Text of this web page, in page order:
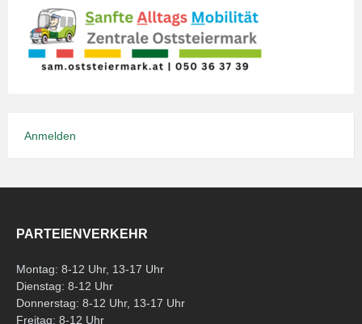
Anmelden
PARTEIENVERKEHR
Montag: 8-12 Uhr, 13-17 Uhr
Dienstag: 8-12 Uhr
Donnerstag: 8-12 Uhr, 13-17 Uhr
Freitag: 8-12 Uhr